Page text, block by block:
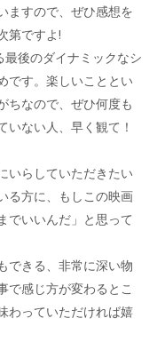
ますので、ぜひ感想を
第ですよ!
後のダイナミックなシ
です。楽しいこととい
ちなので、ぜひ何度も
いない人、早く観て！
いらしていただきたい
る方に、もしこの映画
でいいんだ」と思って
できる、非常に深い物
で感じ方が変わるとこ
わっていただければ嬉